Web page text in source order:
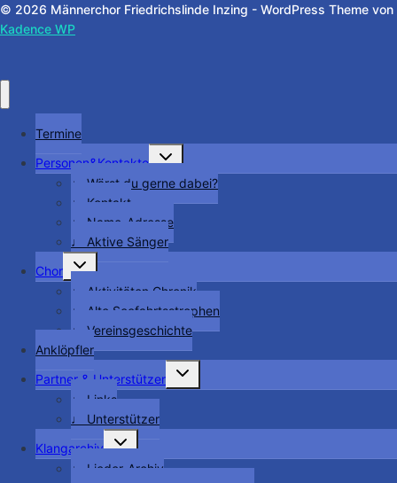
© 2026 Männerchor Friedrichslinde Inzing - WordPress Theme von
Kadence WP
Termine
Personen&Kontakte
Untermenü
umschalten
♩ Wärst du gerne dabei?
♩ Kontakt
♩ Name-Adresse
♩ Aktive Sänger
Chor
Untermenü
umschalten
♩ Aktivitäten Chronik
♩ Alte Seefahrtsstrophen
♩ Vereinsgeschichte
Anklöpfler
Partner & Unterstützer
Untermenü
♩ Links
♩ Unterstützer
Klangarchiv
Untermenü
umschalten
♩ Lieder-Archiv